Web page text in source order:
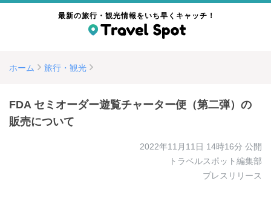
最新の旅行・観光情報をいち早くキャッチ！
ホーム 旅行・観光
FDA セミオーダー遊覧チャーター便（第二弾）の
販売について
2022年11月11日 14時16分 公開
トラベルスポット編集部
プレスリリース